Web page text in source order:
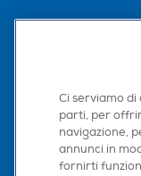
Scarica la nostra
Ci serviamo
parti, per
navigazione,
annunci in
fornirti